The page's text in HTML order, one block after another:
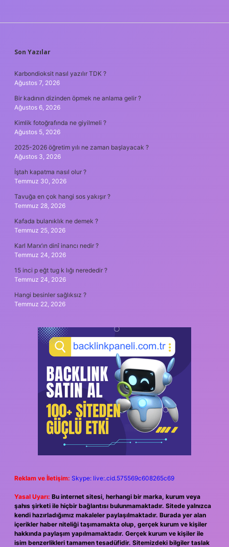
SIDEBAR
Son Yazılar
Karbondioksit nasıl yazılır TDK ?
Ağustos 7, 2026
Bir kadının dizinden öpmek ne anlama gelir ?
Ağustos 6, 2026
Kimlik fotoğrafında ne giyilmeli ?
Ağustos 5, 2026
2025-2026 öğretim yılı ne zaman başlayacak ?
Ağustos 3, 2026
İştah kapatma nasıl olur ?
Temmuz 30, 2026
Tavuğa en çok hangi sos yakışır ?
Temmuz 28, 2026
Kafada bulanıklık ne demek ?
Temmuz 25, 2026
Karl Marx’ın dinî inancı nedir ?
Temmuz 24, 2026
15 inci p eğt tug k lığı nerededir ?
Temmuz 24, 2026
Hangi besinler sağlıksız ?
Temmuz 22, 2026
Reklam ve İletişim: Skype: live:.cid.575569c608265c69
Yasal Uyarı: Bu internet sitesi, herhangi bir marka, kurum veya
şahıs şirketi ile hiçbir bağlantısı bulunmamaktadır. Sitede yalnızca
kendi hazırladığımız makaleler paylaşılmaktadır. Burada yer alan
içerikler haber niteliği taşımamakta olup, gerçek kurum ve kişiler
hakkında paylaşım yapılmamaktadır. Gerçek kurum ve kişiler ile
isim benzerlikleri tamamen tesadüfidir. Sitemizdeki bilgiler taslak